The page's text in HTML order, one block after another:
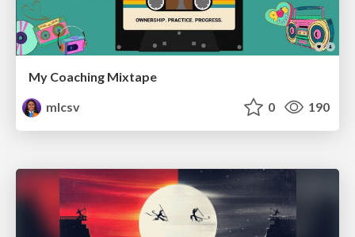
My Coaching Mixtape
mlcsv
0 190